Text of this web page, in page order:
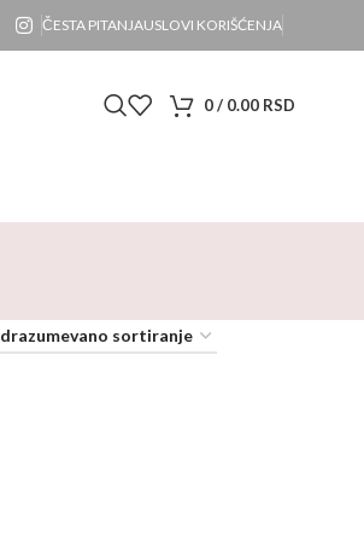
ČESTA PITANJAUSLOVI KORIŠĆENJA
0/ 0.00RSD